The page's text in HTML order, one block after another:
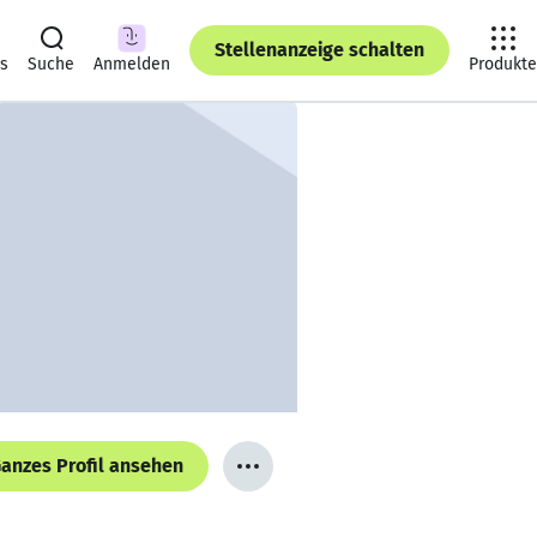
Suche Anmelden
Stellenanzeige schalten
Produkte
Profil ansehen